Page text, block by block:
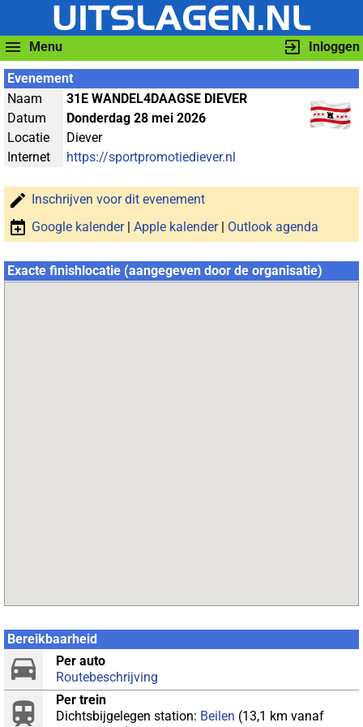
Menu Inloggen
Evenement
Naam
31E WANDEL4DAAGSE DIEVER
Datum
Donderdag 28 mei 2026
Locatie
Diever
Internet
https://sportpromotiediever.nl
Inschrijven voor dit evenement
Google kalender| Apple kalender| Outlook agenda
Exacte finishlocatie (aangegeven door de organisatie)
Bereikbaarheid
Per auto
Routebeschrijving
Per trein
Dichtsbijgelegen station: Beilen (13,1 km vanaf